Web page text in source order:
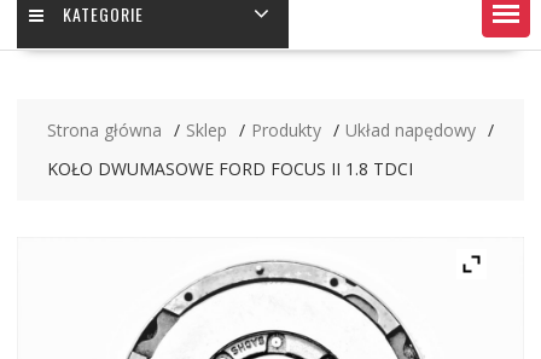
KATEGORIE
Strona główna Sklep Produkty
Układ napędowy
KOŁO DWUMASOWE FORD FOCUS II 1.8 TDCI